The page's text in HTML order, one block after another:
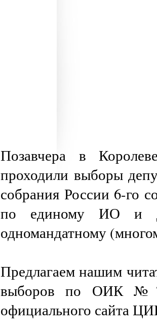
Позавчера в
проходили выборы
собрания России 6-го
по единому ИО и
одномандатному
Предлагаем нашим
выборов по ОИК №7
официального сайта